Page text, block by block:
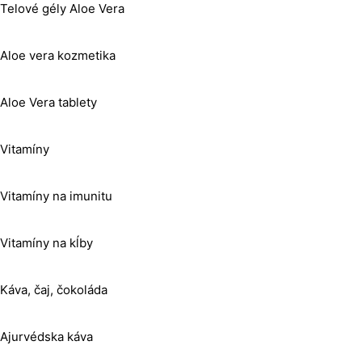
Telové gély Aloe Vera
Aloe vera kozmetika
Aloe Vera tablety
Vitamíny
Vitamíny na imunitu
Vitamíny na kĺby
Káva, čaj, čokoláda
Ajurvédska káva